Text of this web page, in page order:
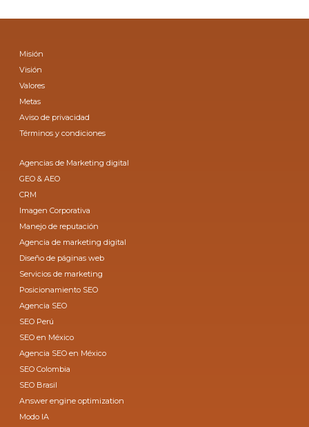
Misión
Visión
Valores
Metas
Aviso de privacidad
Términos y condiciones
Agencias de Marketing digital
GEO & AEO
CRM
Imagen Corporativa
Manejo de reputación
Agencia de marketing digital
Diseño de páginas web
Servicios de marketing
Posicionamiento SEO
Agencia SEO
SEO Perú
SEO en México
Agencia SEO en México
SEO Colombia
SEO Brasil
Answer engine optimization
Modo IA